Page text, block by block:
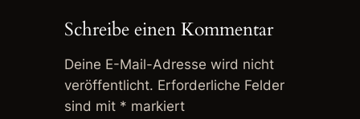
Schreibe einen Kommentar
Deine E-Mail-Adresse wird nicht
veröffentlicht. Erforderliche Felder
sind mit * markiert